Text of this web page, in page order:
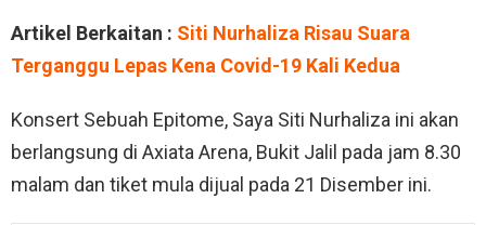
Artikel Berkaitan : Siti Nurhaliza Risau Suara
Terganggu Lepas Kena Covid-19 Kali Kedua
Konsert Sebuah Epitome, Saya Siti Nurhaliza ini akan
berlangsung di Axiata Arena, Bukit Jalil pada jam 8.30
malam dan tiket mula dijual pada 21 Disember ini.